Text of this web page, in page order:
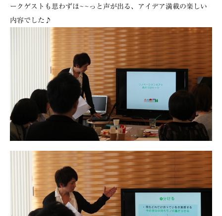
ークゲストも思わずほ~~っと声が出る、アイデア満載の楽しい
内容でした♪